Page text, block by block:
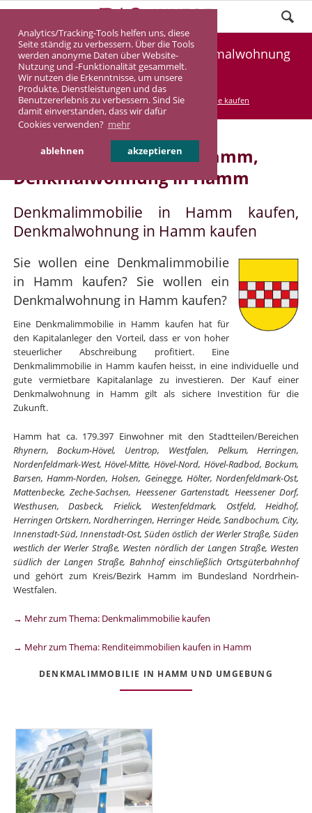
Analytics/Tracking-Tools helfen uns, diese
Seite ständig zu verbessern. Über die Tools
werden anonyme Daten über Website-
Nutzung und -Funktionalität gesammelt.
Wir nutzen die Erkenntnisse, um unsere
Produkte, Dienstleistungen und das
Benutzererlebnis zu verbessern. Sind Sie
damit einverstanden, dass wir dafür
Cookies verwenden? mehr
ablehnen akzeptieren
Denkmalimmobilie Hamm, Denkmalwohnung
Hamm
DASINVEST Service Denkmalimmobilie kaufen
Denkmalimmobilie in Hamm,
Denkmalwohnung in Hamm
Denkmalimmobilie in Hamm kaufen,
Denkmalwohnung in Hamm kaufen
Sie wollen eine Denkmalimmobilie
in Hamm kaufen? Sie wollen ein
Denkmalwohnung in Hamm kaufen?
Eine Denkmalimmobilie in Hamm kaufen hat für
den Kapitalanleger den Vorteil, dass er von hoher
steuerlicher Abschreibung profitiert. Eine
Denkmalimmobilie in Hamm kaufen heisst, in eine individuelle und
gute vermietbare Kapitalanlage zu investieren. Der Kauf einer
Denkmalwohnung in Hamm gilt als sichere Investition für die
Zukunft.
Hamm hat ca. 179.397 Einwohner mit den Stadtteilen/Bereichen
Rhynern, Bockum-Hövel, Uentrop, Westfalen, Pelkum, Herringen,
Nordenfeldmark-West, Hövel-Mitte, Hövel-Nord, Hövel-Radbod, Bockum,
Barsen, Hamm-Norden, Holsen, Geinegge, Hölter, Nordenfeldmark-Ost,
Mattenbecke, Zeche-Sachsen, Heessener Gartenstadt, Heessener Dorf,
Westhusen, Dasbeck, Frielick, Westenfeldmark, Ostfeld, Heidhof,
Herringen Ortskern, Nordherringen, Herringer Heide, Sandbochum, City,
Innenstadt-Süd, Innenstadt-Ost, Süden östlich der Werler Straße, Süden
westlich der Werler Straße, Westen nördlich der Langen Straße, Westen
südlich der Langen Straße, Bahnhof einschließlich Ortsgüterbahnhof
und gehört zum Kreis/Bezirk Hamm im Bundesland Nordrhein-
Westfalen.
→ Mehr zum Thema: Denkmalimmobilie kaufen
→ Mehr zum Thema: Renditeimmobilien kaufen in Hamm
DENKMALIMMOBILIE IN HAMM UND UMGEBUNG